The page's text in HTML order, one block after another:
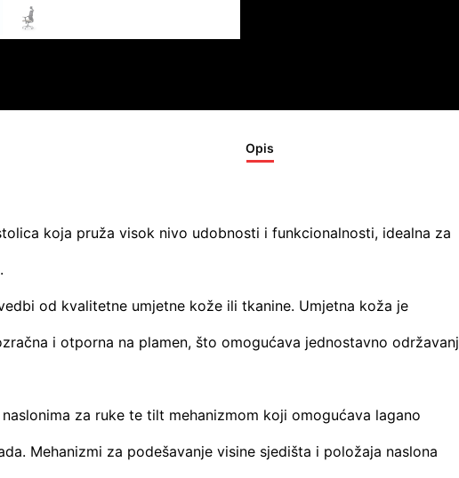
Opis
koja pruža visok nivo udobnosti i funkcionalnosti, idealna za
od kvalitetne umjetne kože ili tkanine. Umjetna koža je
i otporna na plamen, što omogućava jednostavno
za ruke te tilt mehanizmom koji omogućava lagano
Mehanizmi za podešavanje visine sjedišta i položaja naslona